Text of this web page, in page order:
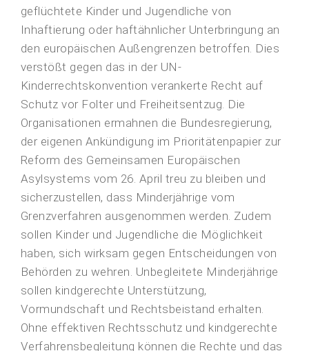
geflüchtete Kinder und Jugendliche von
Inhaftierung oder haftähnlicher Unterbringung an
den europäischen Außengrenzen betroffen. Dies
verstößt gegen das in der UN-
Kinderrechtskonvention verankerte Recht auf
Schutz vor Folter und Freiheitsentzug. Die
Organisationen ermahnen die Bundesregierung,
der eigenen Ankündigung im Prioritätenpapier zur
Reform des Gemeinsamen Europäischen
Asylsystems vom 26. April treu zu bleiben und
sicherzustellen, dass Minderjährige vom
Grenzverfahren ausgenommen werden. Zudem
sollen Kinder und Jugendliche die Möglichkeit
haben, sich wirksam gegen Entscheidungen von
Behörden zu wehren. Unbegleitete Minderjährige
sollen kindgerechte Unterstützung,
Vormundschaft und Rechtsbeistand erhalten.
Ohne effektiven Rechtsschutz und kindgerechte
Verfahrensbegleitung können die Rechte und das